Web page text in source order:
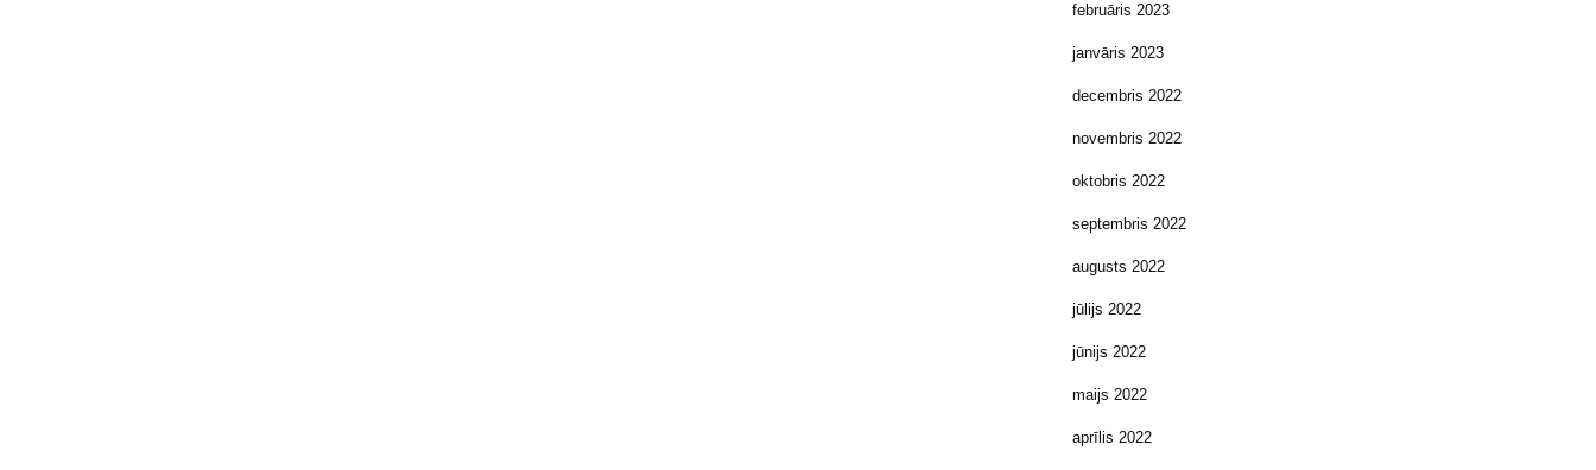
februāris 2023
janvāris 2023
decembris 2022
novembris 2022
oktobris 2022
septembris 2022
augusts 2022
jūlijs 2022
jūnijs 2022
maijs 2022
aprīlis 2022